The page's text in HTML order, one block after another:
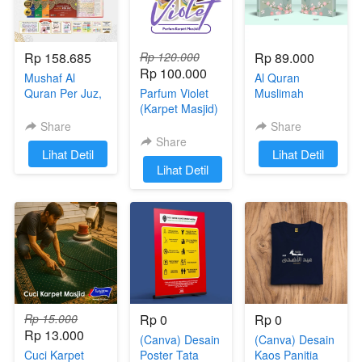
Rp 158.685
Mushaf Al
Quran Per Juz,
Perkata Latin
Ukuran A5 &
Terjemahan
Share
`Lihat Detil
Rp 120.000
Rp 100.000
Parfum Violet
(Karpet Masjid)
Share
`Lihat Detil
Rp 89.000
Al Quran
Muslimah
Ukuran A5
Cordoba
Share
`Lihat Detil
Rp 15.000
Rp 13.000
Cuci Karpet
Rp 0
(Canva) Desain
Poster Tata
Rp 0
(Canva) Desain
Kaos Panitia